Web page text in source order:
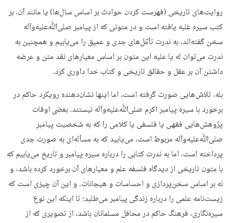
روایت‌های تاریخی (فهرست کردن حوادث بر اساس سال‌ها) یا مانند آن، بر
کتب سیره غلبه یافته است و در متونی که از پیامبر صلی‌ﷲ‌علیه‌وآله
سخن گفته‌اند، به ندرت تأمّل‌های جدی و عمیق را می‌یابیم و همچنین به
ندرت می‌توان له یا علیه این متون بر اساس معیارهای نقد متن و عرضه
داشتن آن بر عقل و حقائق تاریخی و کتاب خدا داوری کرد.
بله، تلاش‌هایی صورت گرفته است، اما اینها نشان‌دهنده رویکرد حاکم در
برخورد با سیره پیامبر اکرم صلی‌ﷲ‌علیه‌وآله نیستند. بعضی اوقات
پژوهش‌هایی فقهی یا فلسفی یا کلامی را که به شخصیت پیامبر
صلی‌ﷲ‌علیه‌وآله مربوط است، می‌یابید که به مسأله‌ای به صورت جدی
پرداخته است، اما به ندرت کتابی را درباره سیره پیامبر و تاریخ می‌یابیم که
با متون تاریخی از دیدگاه فلسفه علم و معیارهای آن برخورد کرده باشد، و
نه بر اساس سخن‌پردازی و احساسات و هیجانات. و این آن چیزی است که
زیست‌نامه علمی را درباره زندگی پیامبر می‌طلبد؛ تا اینکه این نوع
سیره‌نگاری، فرهنگ حاکم در محافل مسلمانان باشد، از تصویری که از